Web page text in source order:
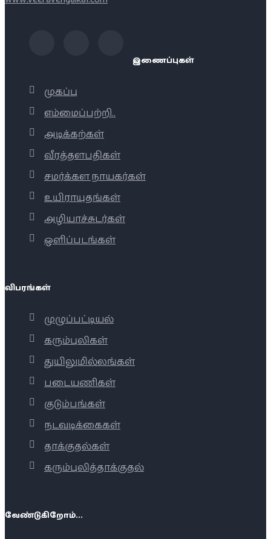
இணைப்புகள்
முகப்பு
எம்மைப்பற்றி..
அடிக்கற்கள்
வீரத்தளபதிகள்
சமர்க்கள நாயகர்கள்
உயிராயுதங்கள்
அழியாச்சுடர்கள்
ஒளிப்படங்கள்
விபரங்கள்
முழுப்பட்டியல்
கரும்புலிகள்
துயிலுமில்லங்கள்
படையணிகள்
குடும்பங்கள்
நடவடிக்கைகள்
தாக்குதல்கள்
கரும்புலித்தாக்குதல்
வேண்டுகிறோம்...